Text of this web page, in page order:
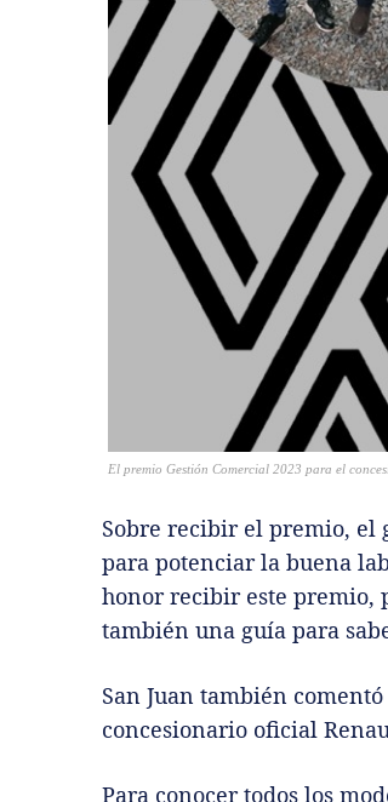
El premio Gestión Comercial 2023 para el
Sobre recibir el premio, el
para potenciar la buena
honor recibir este premio,
también una guía para
San Juan también
concesionario oficial
Para conocer todos los